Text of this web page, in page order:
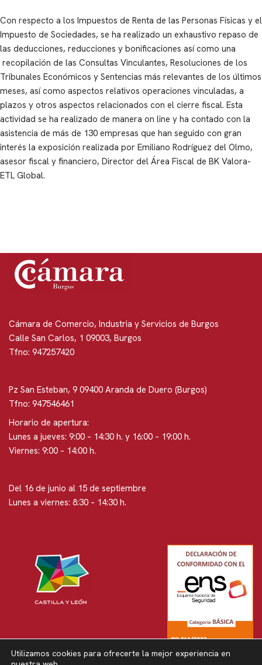
Con respecto a los Impuestos de Renta de las Personas Físicas y el
Impuesto de Sociedades, se ha realizado un exhaustivo repaso de
las deducciones, reducciones y bonificaciones así como una
recopilación de las Consultas Vinculantes, Resoluciones de los
Tribunales Económicos y Sentencias más relevantes de los últimos
meses, así como aspectos relativos operaciones vinculadas, a
plazos y otros aspectos relacionados con el cierre fiscal. Esta
actividad se ha realizado de manera on line y ha contado con la
asistencia de más de 130 empresas que han seguido con gran
interés la exposición realizada por Emiliano Rodríguez del Olmo,
asesor fiscal y financiero, Director del Área Fiscal de BK Valora-
ETL Global.
Cámara de Comercio, Industria y Servicios de Burgos
Calle San Carlos, 1 09003, Burgos
Tfno: 947257420
Pz San Esteban, 9 09400 Aranda de Duero (Burgos)
Tfno: 947546461
Horario de apertura:
Lunes a jueves: 9:00 – 14:30 h. y 16:00 – 19:00 h.
Viernes: 9:00 – 14:00 h.
Del 16 de junio al 15 de septiembre
Lunes a viernes: 8:30 – 14:30 h.
Utilizamos cookies para ofrecerte la mejor experiencia en